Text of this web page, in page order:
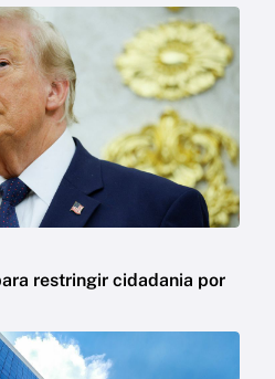
restringir cidadania por